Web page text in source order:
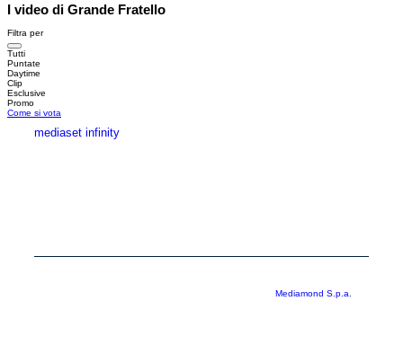
I video di Grande Fratello
Filtra per
Tutti
Puntate
Daytime
Clip
Esclusive
Promo
Come si vota
mediaset infinity
Mediamond S.p.a.